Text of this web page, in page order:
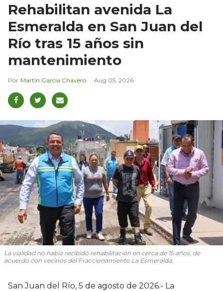
Rehabilitan avenida La
Esmeralda en San Juan del
Río tras 15 años sin
mantenimiento
Martín García Chavero Aug 05, 2026
La vialidad no había recibido rehabilitación en cerca de 15 años, de
acuerdo con vecinos del Fraccionamiento La Esmeralda.
San Juan del Río, 5 de agosto de 2026.- La